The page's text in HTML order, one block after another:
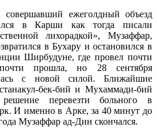
ежеголдный объезд
в Карши как тогда писали
лихорадкой», Музаффар,
в Бухару и остановился в
Ширбудуне, где провел почти
прошла, но 28 сентября
с новой силой. Ближайшие
бек-бий и Мухаммади-бий
перевезти больного в
И именно в Арке, за 40 минут до
Музаффар ад-Дин скончался.